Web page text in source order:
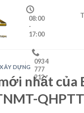
08:00
-
17:00
0934
777
212
DỰNG
nhất của